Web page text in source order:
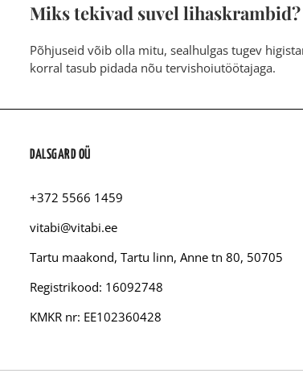
Miks tekivad suvel lihaskrambid?
Põhjuseid võib olla mitu, sealhulgas tugev
korral tasub pidada nõu tervishoiutöötajaga.
DALSGARD OÜ
+372 5566 1459
vitabi@vitabi.ee
Tartu maakond, Tartu linn, Anne tn 80, 50705
Registrikood: 16092748
KMKR nr: EE102360428